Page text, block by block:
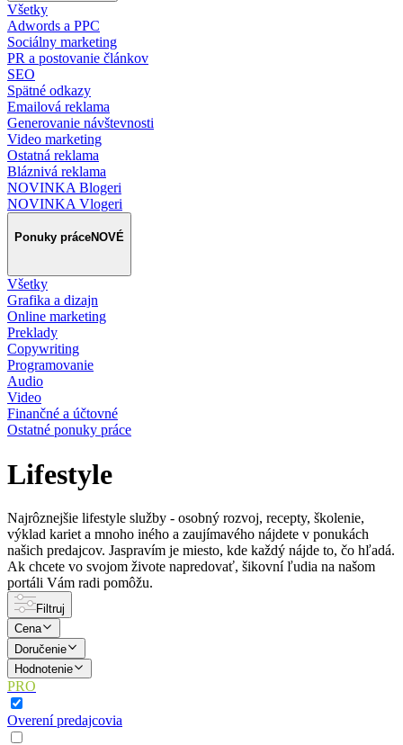
Všetky
Adwords a PPC
Sociálny marketing
PR a postovanie článkov
SEO
Spätné odkazy
Emailová reklama
Generovanie návštevnosti
Video marketing
Ostatná reklama
Bláznivá reklama
NOVINKA Blogeri
NOVINKA Vlogeri
Ponuky práceNOVÉ
Všetky
Grafika a dizajn
Online marketing
Preklady
Copywriting
Programovanie
Audio
Video
Finančné a účtovné
Ostatné ponuky práce
Lifestyle
Najrôznejšie lifestyle služby - osobný rozvoj, recepty, školenie,
výklad kariet a mnoho iného a zaujímavého nájdete v ponukách
našich predajcov. Jaspravím je miesto, kde každý nájde to, čo hľadá.
Ak chcete vo svojom živote napredovať, šikovní ľudia na našom
portáli Vám radi pomôžu.
Filtruj
Cena
Doručenie
Hodnotenie
PRO
Overení predajcovia